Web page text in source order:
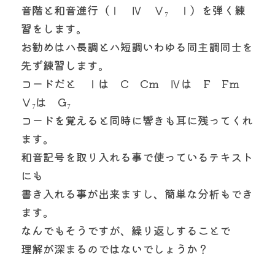
音階と和音進行（Ⅰ　Ⅳ　Ⅴ₇　Ⅰ）を弾く練
習をします。
お勧めはハ長調とハ短調いわゆる同主調同士を
先ず練習します。
コードだと　Ⅰは　C　Cm　Ⅳは　F　Fm
Ⅴ₇は　G₇
コードを覚えると同時に響きも耳に残ってくれ
ます。
和音記号を取り入れる事で使っているテキスト
にも
書き入れる事が出来ますし、簡単な分析もでき
ます。
なんでもそうですが、繰り返しすることで
理解が深まるのではないでしょうか？